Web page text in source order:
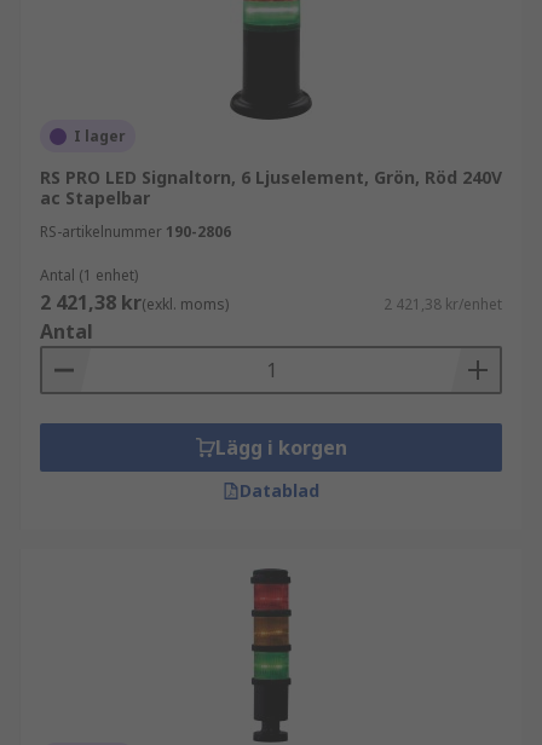
I lager
RS PRO LED Signaltorn, 6 Ljuselement, Grön, Röd 240V
ac Stapelbar
RS-artikelnummer 190-2806
Antal (1 enhet)
2 421,38 kr(exkl. moms) 2 421,38 kr/enhet
Antal
Lägg i korgen
Datablad